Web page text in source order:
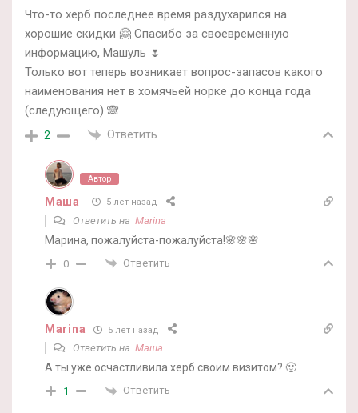
Что-то херб последнее время раздухарился на
хорошие скидки 🤗 Спасибо за своевременную
информацию, Машуль 🌷
Только вот теперь возникает вопрос-запасов какого
наименования нет в хомячьей норке до конца года
(следующего) 🙈
2 Ответить
Автор
Маша 5 лет назад
Ответить на Marina
Марина, пожалуйста-пожалуйста!🌸🌸🌸
0 Ответить
Marina 5 лет назад
Ответить на Маша
А ты уже осчастливила херб своим визитом? 🙂
1 Ответить